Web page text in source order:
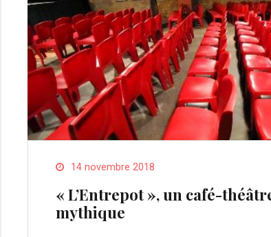
14 novembre 2018
« L’Entrepot », un café-
mythique